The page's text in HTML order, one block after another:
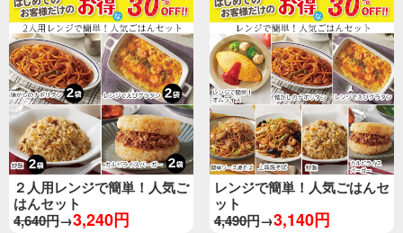
２人用レンジで簡単！人気ご
はんセット
4,640円→3,240円
レンジで簡単！人気ごはんセ
ット
4,490円→3,140円